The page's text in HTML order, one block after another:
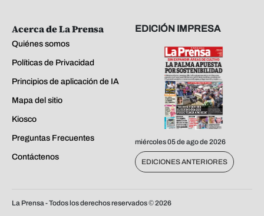
Acerca de La Prensa
Quiénes somos
Políticas de Privacidad
Principios de aplicación de IA
Mapa del sitio
Kiosco
Preguntas Frecuentes
Contáctenos
EDICIÓN IMPRESA
miércoles 05 de ago de 2026
EDICIONES ANTERIORES
La Prensa - Todos los derechos reservados ©2026